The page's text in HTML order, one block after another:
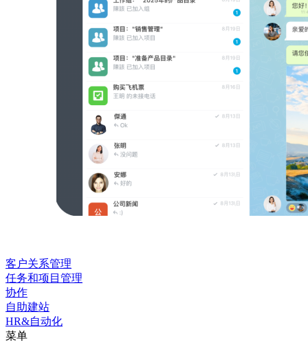
客户关系管理
任务和项目管理
协作
自助建站
HR&自动化
菜单